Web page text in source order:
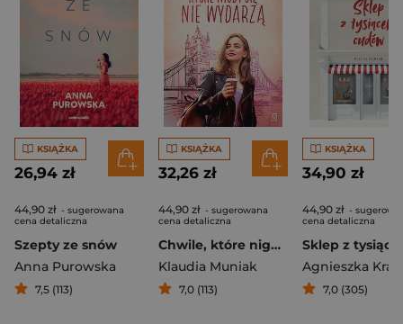
KSIĄŻKA
26,94 zł
44,90 zł - sugerowana
cena detaliczna
Szepty ze snów
Anna Purowska
7,5 (113)
KSIĄŻKA
32,26 zł
44,90 zł - sugerowana
cena detaliczna
Chwile, które nigdy się nie wydarzą
Klaudia Muniak
7,0 (113)
KSIĄŻKA
34,90 zł
44,90 zł -
cena detaliczna
7,0 (305)